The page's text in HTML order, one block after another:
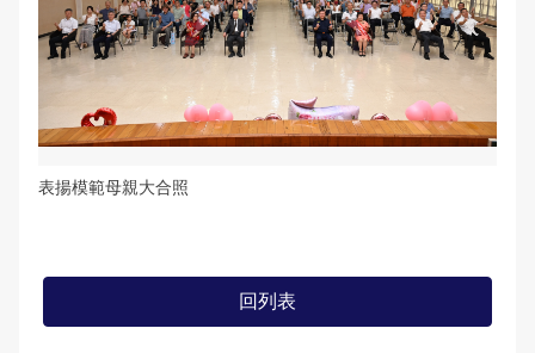
表揚模範母親大合照
回列表